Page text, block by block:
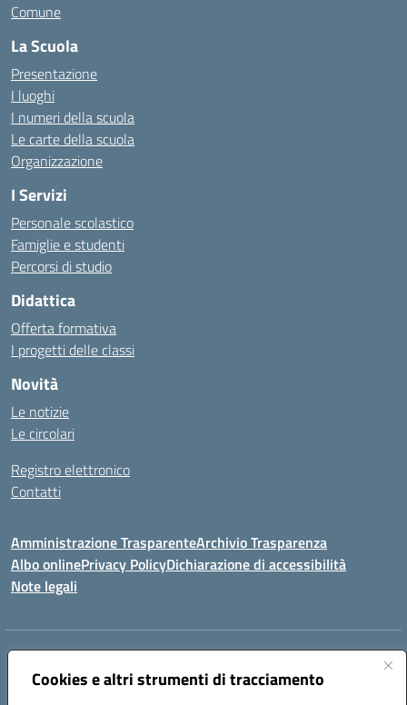
Cookies e altri strumenti di tracciamento
Comune
La Scuola
Presentazione
I luoghi
I numeri della scuola
Le carte della scuola
Organizzazione
I Servizi
Personale scolastico
Famiglie e studenti
Percorsi di studio
Didattica
Offerta formativa
I progetti delle classi
Novità
Le notizie
Le circolari
Registro elettronico
Contatti
Amministrazione TrasparenteArchivio Trasparenza
Albo onlinePrivacy PolicyDichiarazione di accessibilità
Note legali
Indirizzo:
Centralino:096721161 Email:czic869004@istruzione.it